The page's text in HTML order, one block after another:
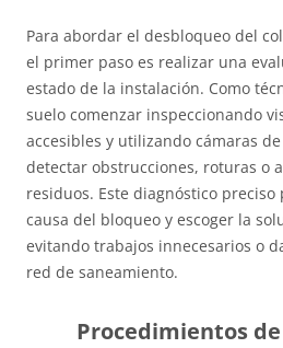
Para abordar el desbloqueo del
el primer paso es realizar una
estado de la instalación. Como
suelo comenzar inspeccionando
accesibles y utilizando cámaras
detectar obstrucciones, roturas o
residuos. Este diagnóstico
causa del bloqueo y escoger la
evitando trabajos innecesarios o
red de saneamiento.
Procedimientos